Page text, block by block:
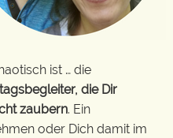
ist … die
die Dir
zaubern. Ein
oder Dich damit im